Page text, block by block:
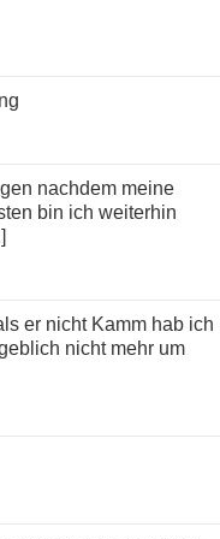
bin ich weiterhin
nicht mehr um